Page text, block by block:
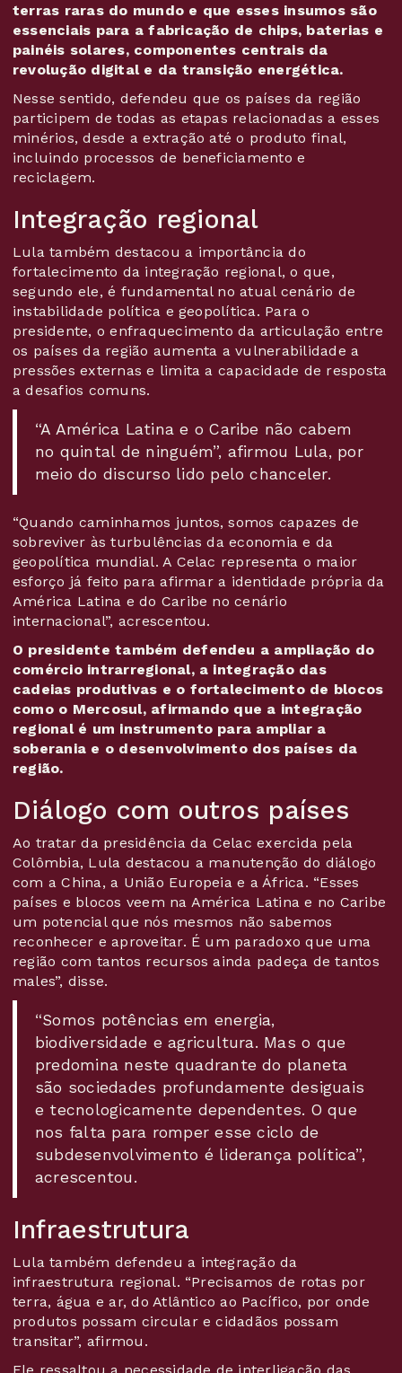
terras raras do mundo e que esses insumos são
essenciais para a fabricação de chips, baterias e
painéis solares, componentes centrais da
revolução digital e da transição energética.
Nesse sentido, defendeu que os países da região
participem de todas as etapas relacionadas a esses
minérios, desde a extração até o produto final,
incluindo processos de beneficiamento e
reciclagem.
Integração regional
Lula também destacou a importância do
fortalecimento da integração regional, o que,
segundo ele, é fundamental no atual cenário de
instabilidade política e geopolítica. Para o
presidente, o enfraquecimento da articulação entre
os países da região aumenta a vulnerabilidade a
pressões externas e limita a capacidade de resposta
a desafios comuns.
“A América Latina e o Caribe não cabem
no quintal de ninguém”, afirmou Lula, por
meio do discurso lido pelo chanceler.
“Quando caminhamos juntos, somos capazes de
sobreviver às turbulências da economia e da
geopolítica mundial. A Celac representa o maior
esforço já feito para afirmar a identidade própria da
América Latina e do Caribe no cenário
internacional”, acrescentou.
O presidente também defendeu a ampliação do
comércio intrarregional, a integração das
cadeias produtivas e o fortalecimento de blocos
como o Mercosul, afirmando que a integração
regional é um instrumento para ampliar a
soberania e o desenvolvimento dos países da
região.
Diálogo com outros países
Ao tratar da presidência da Celac exercida pela
Colômbia, Lula destacou a manutenção do diálogo
com a China, a União Europeia e a África. “Esses
países e blocos veem na América Latina e no Caribe
um potencial que nós mesmos não sabemos
reconhecer e aproveitar. É um paradoxo que uma
região com tantos recursos ainda padeça de tantos
males”, disse.
“Somos potências em energia,
biodiversidade e agricultura. Mas o que
predomina neste quadrante do planeta
são sociedades profundamente desiguais
e tecnologicamente dependentes. O que
nos falta para romper esse ciclo de
subdesenvolvimento é liderança política”,
acrescentou.
Infraestrutura
Lula também defendeu a integração da
infraestrutura regional. “Precisamos de rotas por
terra, água e ar, do Atlântico ao Pacífico, por onde
produtos possam circular e cidadãos possam
transitar”, afirmou.
Ele ressaltou a necessidade de interligação das